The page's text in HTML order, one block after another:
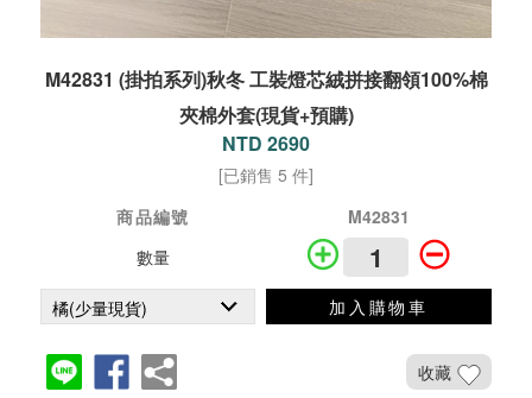
M42831 (掛拍系列)秋冬 工裝燈芯絨拼接翻領100%棉
夾棉外套(現貨+預購)
NTD 2690
[已銷售 5 件]
商品編號
M42831
數量
加入購物車
收藏